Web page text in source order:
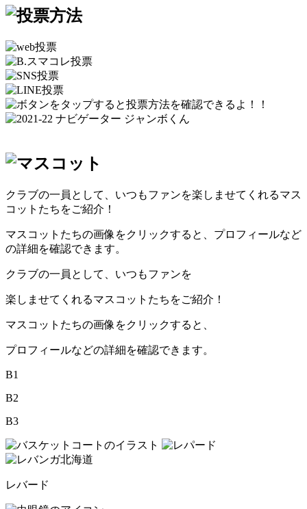
クラブの一員として、いつもファンを楽しませてくれるマス
コットたちをご紹介！
マスコットたちの画像をクリックすると、プロフィールなど
の詳細を確認できます。
クラブの一員として、いつもファンを
楽しませてくれるマスコットたちをご紹介！
マスコットたちの画像をクリックすると、
プロフィールなどの詳細を確認できます。
B1
B2
B3
レバード